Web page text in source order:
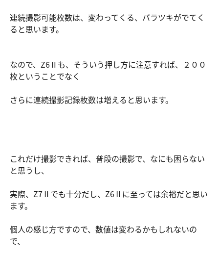
連続撮影可能枚数は、変わってくる、バラツキがでてく
ると思います。
なので、Z6Ⅱも、そういう押し方に注意すれば、２００
枚ということでなく
さらに連続撮影記録枚数は増えると思います。
これだけ撮影できれば、普段の撮影で、なにも困らない
と思うし、
実際、Z7Ⅱでも十分だし、Z6Ⅱに至っては余裕だと思い
ます。
個人の感じ方ですので、数値は変わるかもしれないの
で、